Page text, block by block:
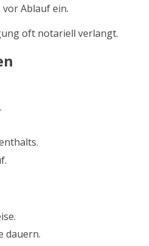
Ablauf ein.
oft notariell verlangt.
dauern.